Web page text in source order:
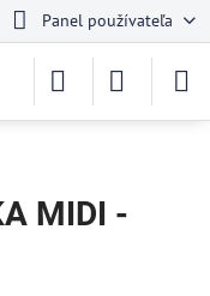
Panel používateľa
MIDI -